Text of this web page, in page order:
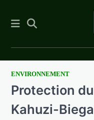
SkipENVIRONNEMENT
Protection
Kahuzi-